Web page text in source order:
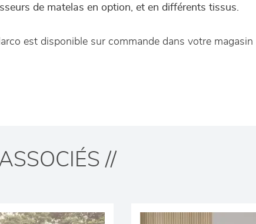
de matelas en option, et en différents tissus.
est disponible sur commande dans votre magasin
//